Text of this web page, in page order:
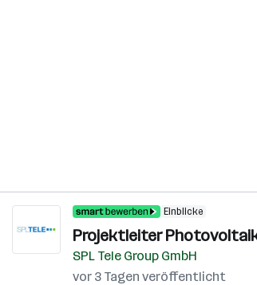
Einblicke
Projektleiter Photovoltaik
SPL Tele Group GmbH
vor 3 Tagen veröffentlicht